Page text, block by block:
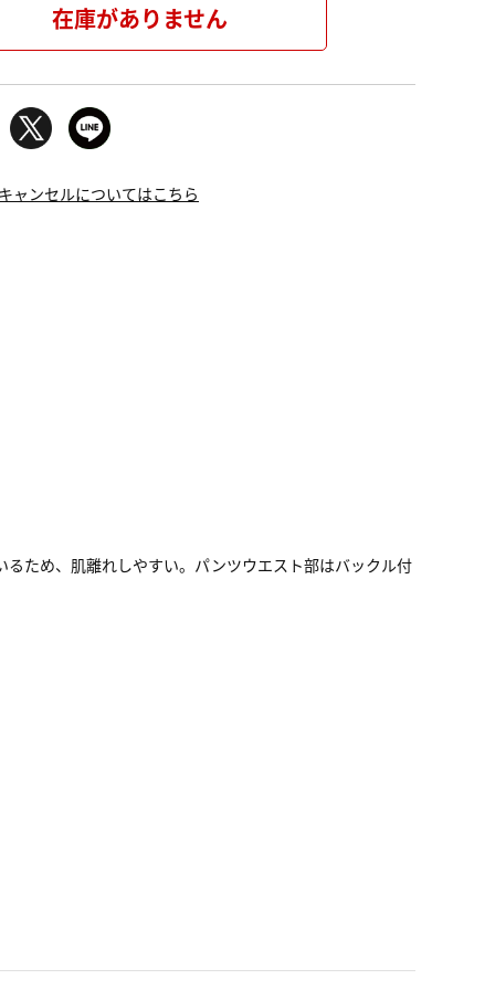
在庫がありません
ャンセルについてはこちら
ため、肌離れしやすい。パンツウエスト部はバックル付